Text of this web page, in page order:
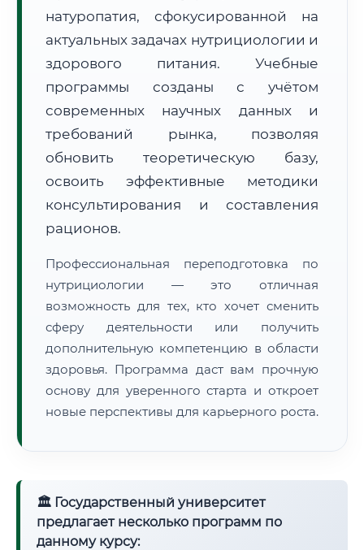
Расчет логистики оригиналов:
• Маршрут транзита:
• Экспресс-доставка СДЭК / Почтой:2–3 рабочих дня
📜 Документы и аккредитация ФИС ФРДО
натуропатия, сфокусированной на
актуальных задачах нутрициологии и
здорового питания. Учебные
программы созданы с учётом
современных научных данных и
требований рынка, позволяя
обновить теоретическую базу,
освоить эффективные методики
консультирования и составления
рационов.
Профессиональная переподготовка по
нутрициологии — это отличная
возможность для тех, кто хочет сменить
сферу деятельности или получить
дополнительную компетенцию в области
здоровья. Программа даст вам прочную
основу для уверенного старта и откроет
новые перспективы для карьерного роста.
🏛 Государственный университет
предлагает несколько программ по
данному курсу: